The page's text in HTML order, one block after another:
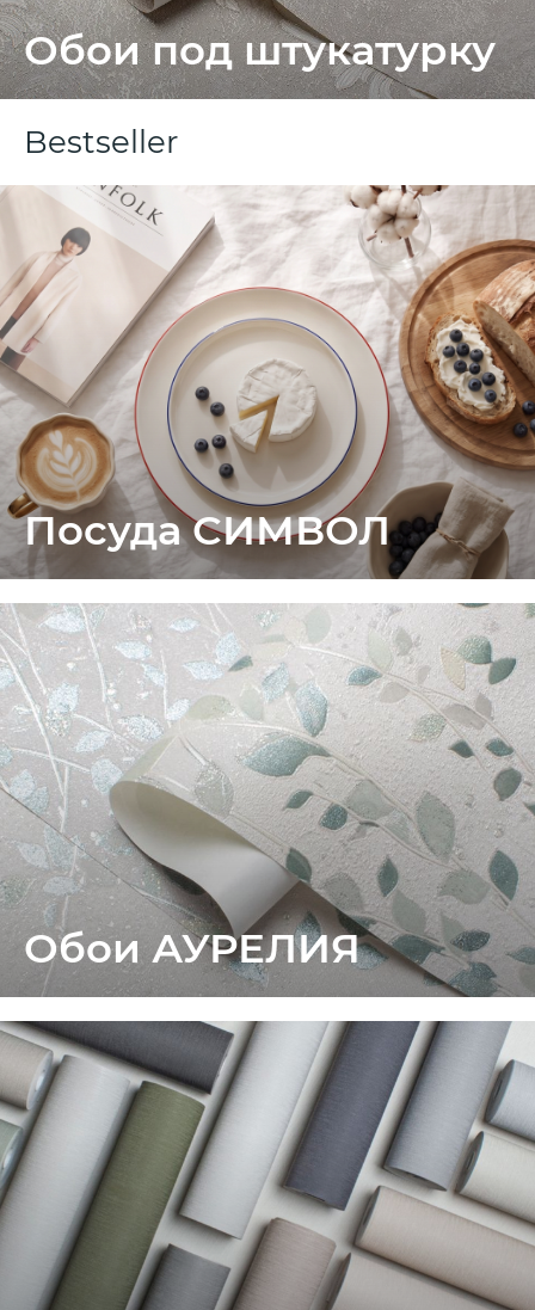
Обои под штукатурку
Bestseller
Посуда СИМВОЛ
Обои АУРЕЛИЯ